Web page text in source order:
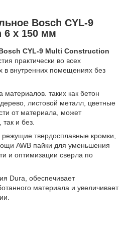
Bosch CYL-9
6 x 150 мм
CYL-9 Multi Construction
практически во всех
внутренних помещениях без
таких как бетон
листовой металл, цветные
от материала, может
и без.
твердосплавные кромки,
AWB пайки для уменьшения
и оптимизации сверла по
Dura, обеспечивает
материала и увеличивает